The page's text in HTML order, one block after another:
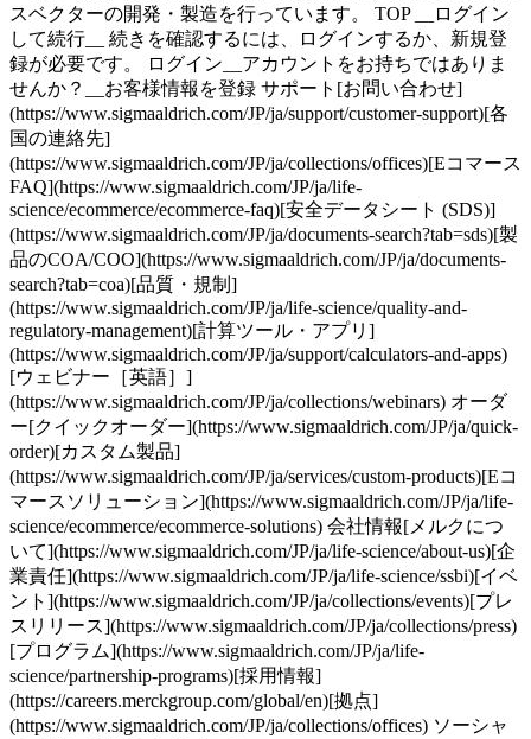
スベクターの開発・製造を行っています。 TOP __ログイン
して続行__ 続きを確認するには、ログインするか、新規登
録が必要です。 ログイン__アカウントをお持ちではありま
せんか？__お客様情報を登録 サポート[お問い合わせ]
(https://www.sigmaaldrich.com/JP/ja/support/customer-support)[各
国の連絡先]
(https://www.sigmaaldrich.com/JP/ja/collections/offices)[Eコマース
FAQ](https://www.sigmaaldrich.com/JP/ja/life-
science/ecommerce/ecommerce-faq)[安全データシート (SDS)]
(https://www.sigmaaldrich.com/JP/ja/documents-search?tab=sds)[製
品のCOA/COO](https://www.sigmaaldrich.com/JP/ja/documents-
search?tab=coa)[品質・規制]
(https://www.sigmaaldrich.com/JP/ja/life-science/quality-and-
regulatory-management)[計算ツール・アプリ]
(https://www.sigmaaldrich.com/JP/ja/support/calculators-and-apps)
[ウェビナー［英語］]
(https://www.sigmaaldrich.com/JP/ja/collections/webinars) オーダ
ー[クイックオーダー](https://www.sigmaaldrich.com/JP/ja/quick-
order)[カスタム製品]
(https://www.sigmaaldrich.com/JP/ja/services/custom-products)[Eコ
マースソリューション](https://www.sigmaaldrich.com/JP/ja/life-
science/ecommerce/ecommerce-solutions) 会社情報[メルクにつ
いて](https://www.sigmaaldrich.com/JP/ja/life-science/about-us)[企
業責任](https://www.sigmaaldrich.com/JP/ja/life-science/ssbi)[イベ
ント](https://www.sigmaaldrich.com/JP/ja/collections/events)[プレ
スリリース](https://www.sigmaaldrich.com/JP/ja/collections/press)
[プログラム](https://www.sigmaaldrich.com/JP/ja/life-
science/partnership-programs)[採用情報]
(https://careers.merckgroup.com/global/en)[拠点]
(https://www.sigmaaldrich.com/JP/ja/collections/offices) ソーシャ